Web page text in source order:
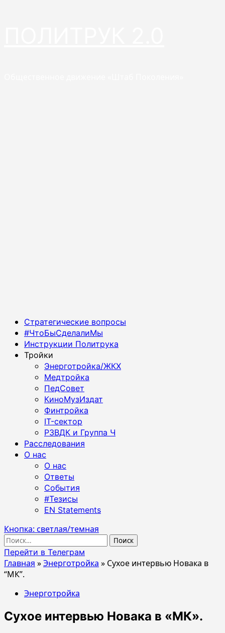
Основное
меню
Стратегические вопросы
#ЧтоБыСделалиМы
Инструкции Политрука
Тройки
Энерготройка/ЖКХ
Медтройка
ПедСовет
КиноМузИздат
Финтройка
IT-сектор
РЗВДК и Группа Ч
Расследования
О нас
О нас
Ответы
События
#Тезисы
EN Statements
Кнопка: светлая/темная
Найти:
Перейти в Телеграм
Главная »Энерготройка » Сухое интервью Новака в
“МК”.
Энерготройка
Сухое интервью Новака в «МК».